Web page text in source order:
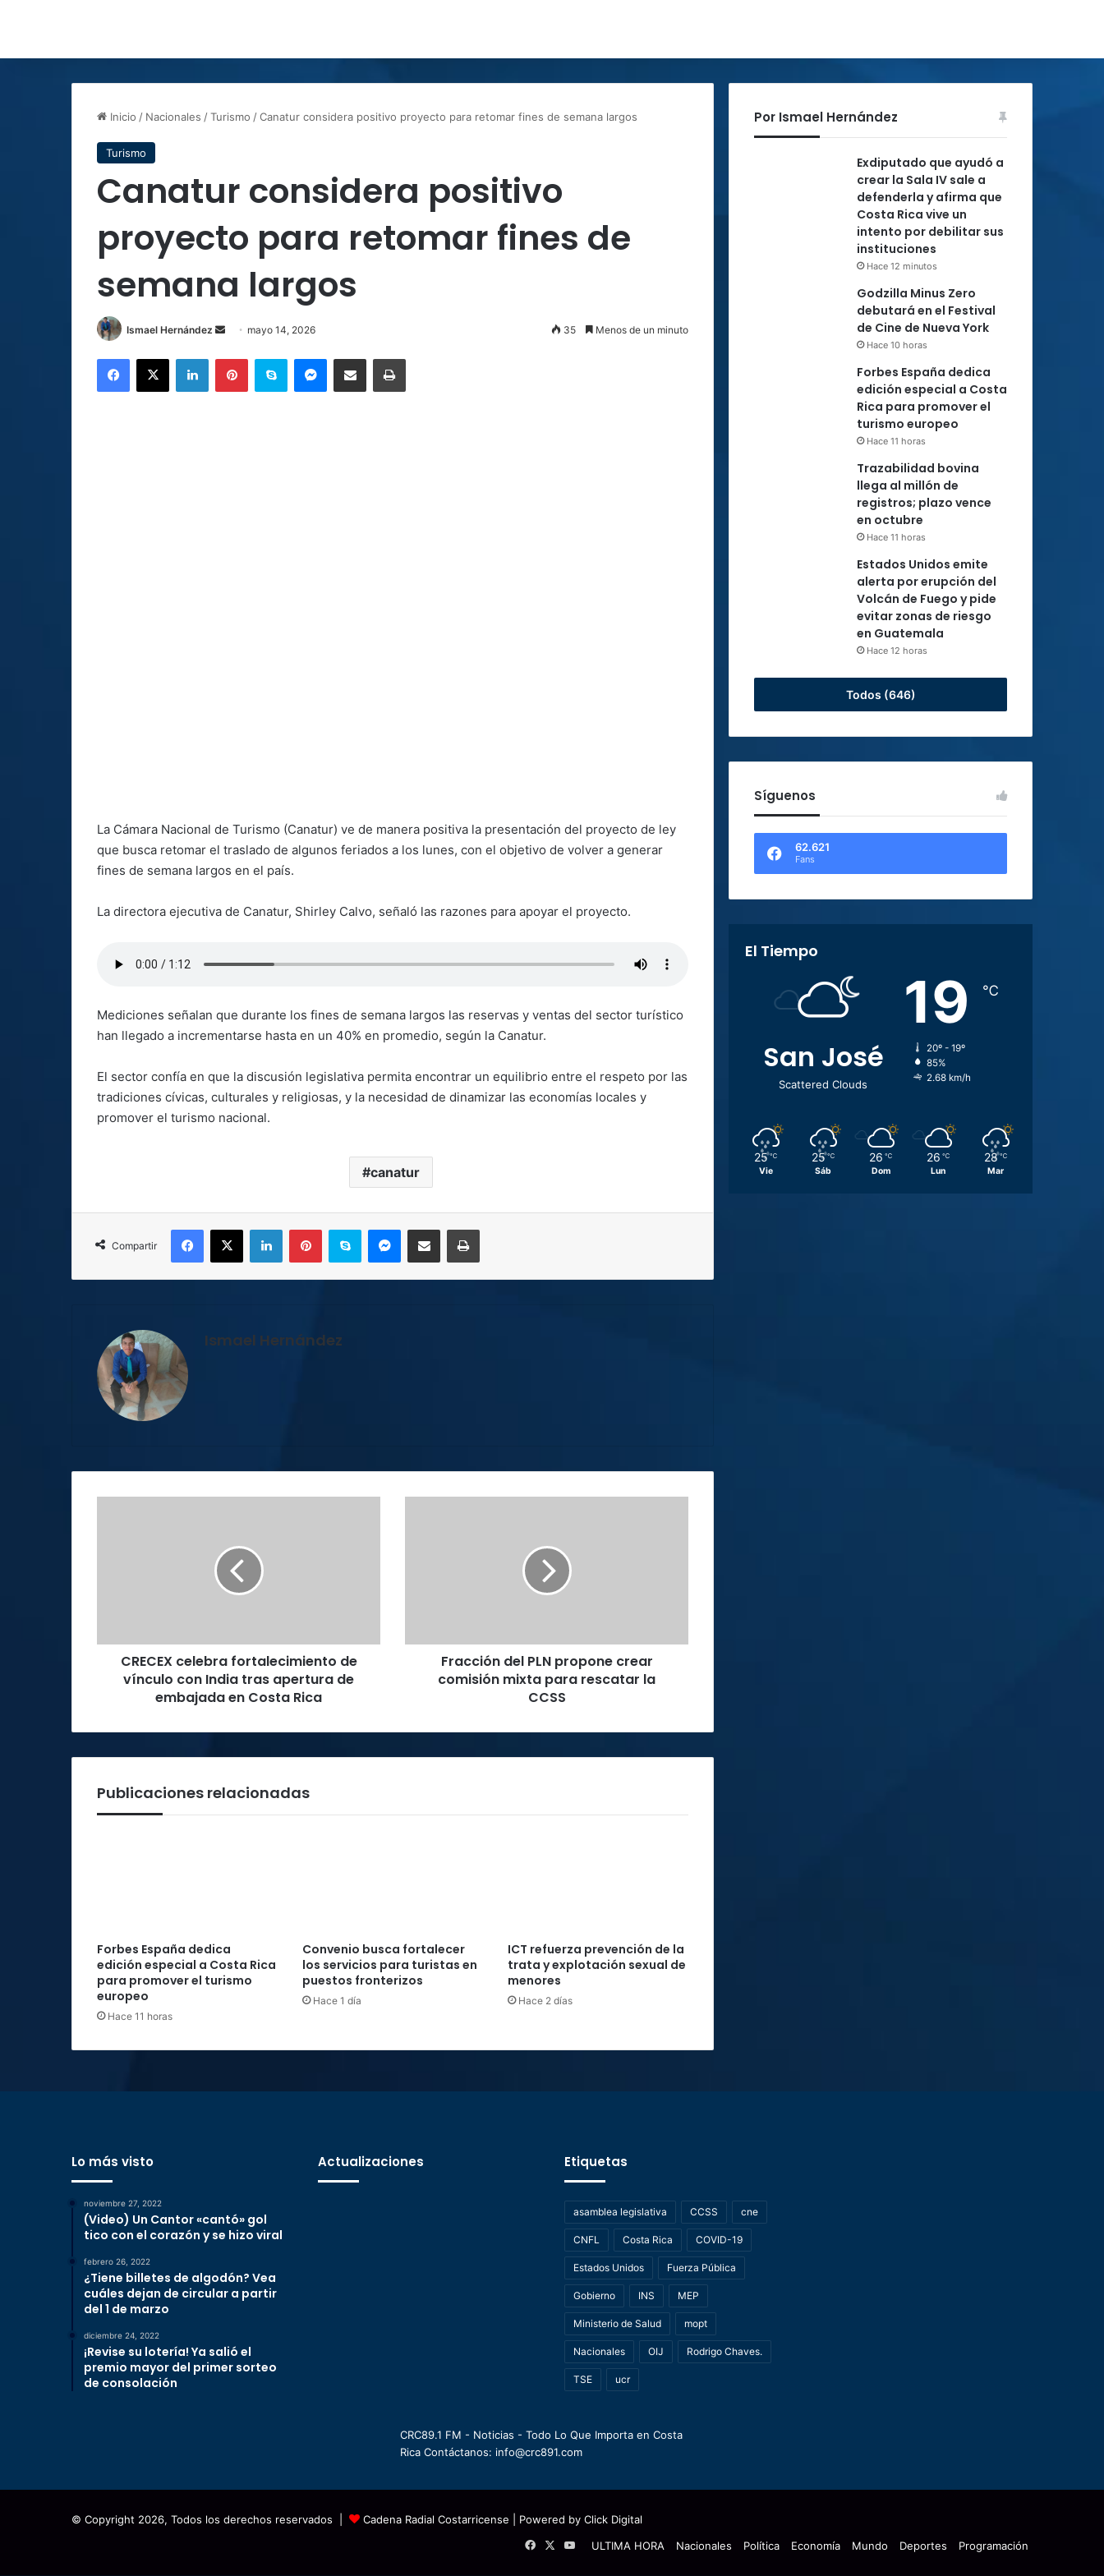
Inicio / Nacionales /Turismo /Canatur considera positivo proyecto para retomar fines de semana largos
Turismo
Canatur considera positivo
proyecto para retomar fines de
semana largos
Ismael Hernández
Send
email
mayo 14, 2026 35 Menos de un minuto
Facebook
X LinkedInPinterestSkype MessengerCompartir por correo electrónicoImprimir
La Cámara Nacional de Turismo (Canatur) ve de manera positiva la presentación del proyecto de ley
que busca retomar el traslado de algunos feriados a los lunes, con el objetivo de volver a generar
fines de semana largos en el país.
La directora ejecutiva de Canatur, Shirley Calvo, señaló las razones para apoyar el proyecto.
Mediciones señalan que durante los fines de semana largos las reservas y ventas del sector turístico
han llegado a incrementarse hasta en un 40% en promedio, según la Canatur.
El sector confía en que la discusión legislativa permita encontrar un equilibrio entre el respeto por las
tradiciones cívicas, culturales y religiosas, y la necesidad de dinamizar las economías locales y
promover el turismo nacional.
canatur
Compartir
Facebook
X LinkedInPinterestSkype MessengerCompartir por correo electrónicoImprimir
Ismael Hernández
apertura
embajada
Rica
CRECEX celebra fortalecimiento de
vínculo con India tras apertura de
embajada en Costa Rica
rescatar
Fracción del PLN propone crear
comisión mixta para rescatar la
CCSS
Publicaciones relacionadas
Forbes España dedica
edición especial a Costa Rica
para promover el turismo
europeo
Hace 11 horas
Convenio busca fortalecer
los servicios para turistas en
puestos fronterizos
Hace 1 día
ICT refuerza prevención de la
trata y explotación sexual de
menores
Hace 2 días
Por Ismael Hernández
Exdiputado que ayudó a
crear la Sala IV sale a
defenderla y afirma que
Costa Rica vive un
intento por debilitar sus
instituciones
Hace 12 minutos
Godzilla Minus Zero
debutará en el Festival
de Cine de Nueva York
Hace 10 horas
Forbes España dedica
edición especial a Costa
Rica para promover el
turismo europeo
Hace 11 horas
Trazabilidad bovina
llega al millón de
registros; plazo vence
en octubre
Hace 11 horas
Estados Unidos emite
alerta por erupción del
Volcán de Fuego y pide
evitar zonas de riesgo
en Guatemala
Hace 12 horas
Todos (646)
Síguenos
62.621
Fans
El Tiempo
San José
Scattered Clouds
19 ℃
20º - 19º
85%
2.68 km/h
25 ℃
Vie
25 ℃
Sáb
26 ℃
Dom
26 ℃
Lun
28 ℃
Mar
Lo más visto
noviembre 27, 2022
(Video) Un Cantor «cantó» gol
tico con el corazón y se hizo viral
febrero 26, 2022
¿Tiene billetes de algodón? Vea
cuáles dejan de circular a partir
del 1 de marzo
diciembre 24, 2022
¡Revise su lotería! Ya salió el
premio mayor del primer sorteo
de consolación
Actualizaciones Etiquetas
asamblea legislativa CCSS cne
CNFL Costa Rica COVID-19
Estados Unidos Fuerza Pública
Gobierno INS MEP
Ministerio de Salud mopt
Nacionales OIJ Rodrigo Chaves.
TSE ucr
CRC89.1 FM - Noticias - Todo Lo Que Importa en Costa
Rica Contáctanos: info@crc891.com
© Copyright 2026, Todos los derechos reservados | Cadena Radial Costarricense | Powered by Click Digital
ULTIMA HORA
Nacionales Política Economía Mundo Deportes Programación
Facebook
X YouTube